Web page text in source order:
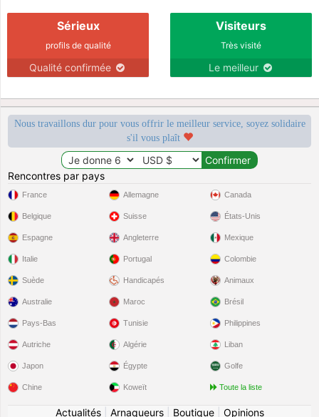
Sérieux
profils de qualité
Qualité confirmée
Visiteurs
Très visité
Le meilleur
Nous travaillons dur pour vous offrir le meilleur service, soyez solidaire
s'il vous plaît
Rencontres par pays
France
Belgique
Espagne
Italie
Suède
Allemagne
Suisse
Angleterre
Portugal
Handicapés
Canada
États-Unis
Mexique
Colombie
Animaux
Australie
Pays-Bas
Autriche
Japon
Chine
Maroc
Tunisie
Algérie
Égypte
Koweït
Brésil
Philippines
Liban
Golfe
Toute la liste
Actualités| Arnaqueurs| Boutique| Opinions